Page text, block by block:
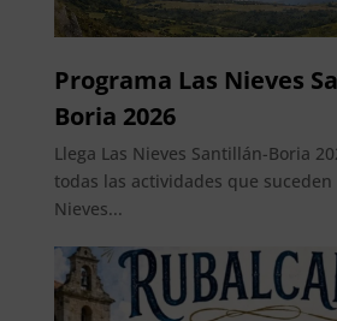
Programa Las Nieves
Boria 2026
Llega Las Nieves Santillán-Boria
todas las actividades que
Nieves...